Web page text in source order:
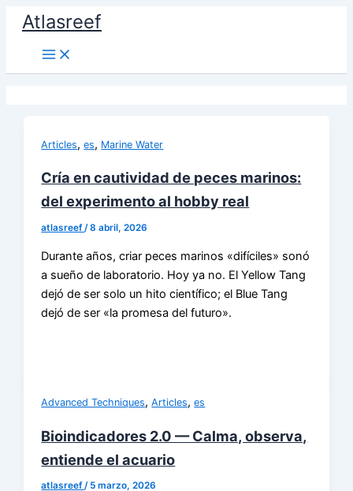
contenido
Atlasreef
Articles,es, Marine Water
Cría en cautividad de peces marinos:
del experimento al hobby real
atlasreef/8 abril, 2026
Durante años, criar peces marinos «difíciles» sonó
a sueño de laboratorio. Hoy ya no. El Yellow Tang
dejó de ser solo un hito científico; el Blue Tang
dejó de ser «la promesa del futuro».
Advanced Techniques,Articles,es
Bioindicadores 2.0 — Calma, observa,
entiende el acuario
atlasreef/ 5 marzo, 2026